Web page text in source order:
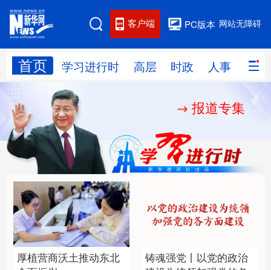
网站无障碍
PC版本
客户端
首页 学习进行时 高层 时政 人事 国际
网站地图
学习进行时 人事
国际 财经 网评
思客智库 全球连线 教育
科技 科创 量子 体育
文化 书画
访谈 视频 图片 政务
报道专集
厚植营商沃土推动东北
铸魂强党丨以党的政治